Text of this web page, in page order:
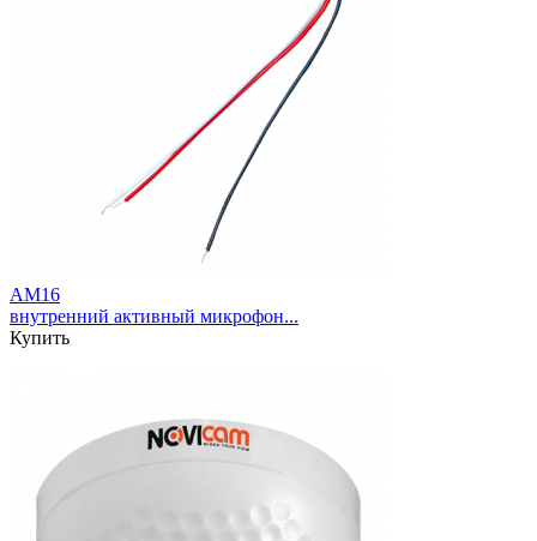
AM16
внутренний активный микрофон...
Купить